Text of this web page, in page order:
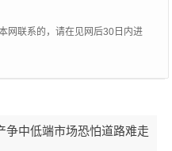
网联系的，请在见网后30日内进
争中低端市场恐怕道路难走